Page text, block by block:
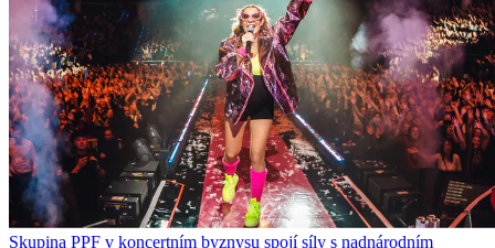
Skupina PPF v koncertním byznysu spojí síly s nadnárodním